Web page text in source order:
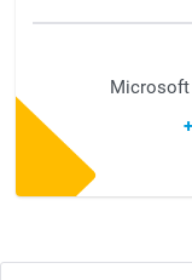
Microsoft